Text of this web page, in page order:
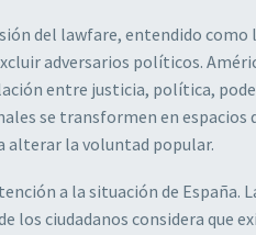
del lawfare, entendido
adversarios políticos.
entre justicia, política,
se transformen en
alterar la voluntad popular.
a la situación de España.
los ciudadanos considera que